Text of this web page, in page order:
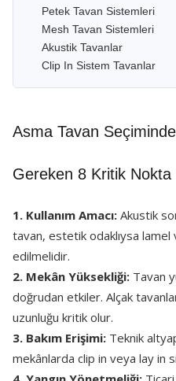
Petek Tavan Sistemleri
Mesh Tavan Sistemleri
Akustik Tavanlar
Clip In Sistem Tavanlar
Asma Tavan
Gereken 8 Kritik Nokta
1. Kullanım Amacı: Akustik
tavan, estetik odaklıysa
edilmelidir.
2. Mekân Yüksekliği: Tavan
doğrudan etkiler. Alçak
uzunluğu kritik olur.
3. Bakım Erişimi: Teknik
mekânlarda clip in veya lay in